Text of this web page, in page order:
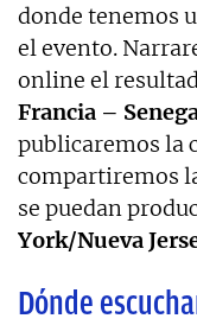
donde tenemos
el evento.
online el
Francia –
publicaremos la
compartiremos
se puedan
York/Nueva
Dónde